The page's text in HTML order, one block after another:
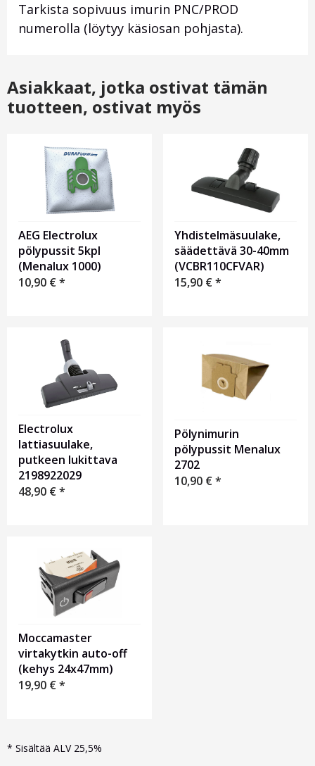
Tarkista sopivuus imurin PNC/PROD
numerolla (löytyy käsiosan pohjasta).
Asiakkaat, jotka ostivat tämän
tuotteen, ostivat myös
AEG Electrolux
pölypussit 5kpl
(Menalux 1000)
10,90 €*
Yhdistelmäsuulake,
säädettävä 30-40mm
(VCBR110CFVAR)
15,90 €*
Electrolux
lattiasuulake,
putkeen lukittava
2198922029
48,90 €*
Pölynimurin
pölypussit Menalux
2702
10,90 €*
Moccamaster
virtakytkin auto-off
(kehys 24x47mm)
19,90 €*
* Sisältää ALV 25,5%